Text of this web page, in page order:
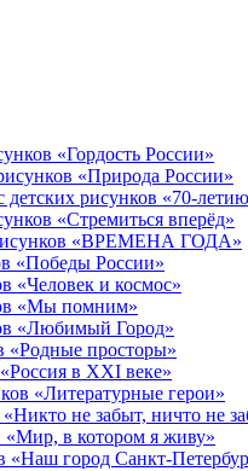
«Гордость России»
«Природа России»
рисунков «70-
«Стремиться вперёд»
«ВРЕМЕНА ГОДА»
«Победы России»
«Человек и космос»
«Мы помним»
«Любимый Город»
«Родные просторы»
в XXI веке»
«Литературные герои»
не забыт, ничто не
«Мир, в котором я живу»
«Наш город Санкт-